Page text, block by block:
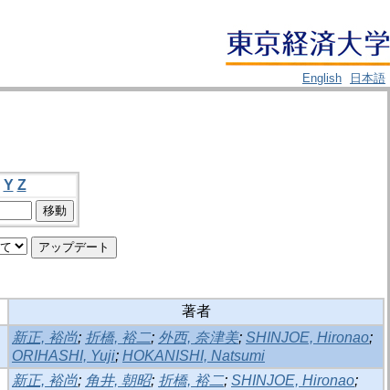
English
日本語
Y Z
著者
新正, 裕尚; 折橋, 裕二; 外西, 奈津美; SHINJOE, Hironao;
ORIHASHI, Yuji; HOKANISHI, Natsumi
新正, 裕尚; 角井, 朝昭; 折橋, 裕二; SHINJOE, Hironao;